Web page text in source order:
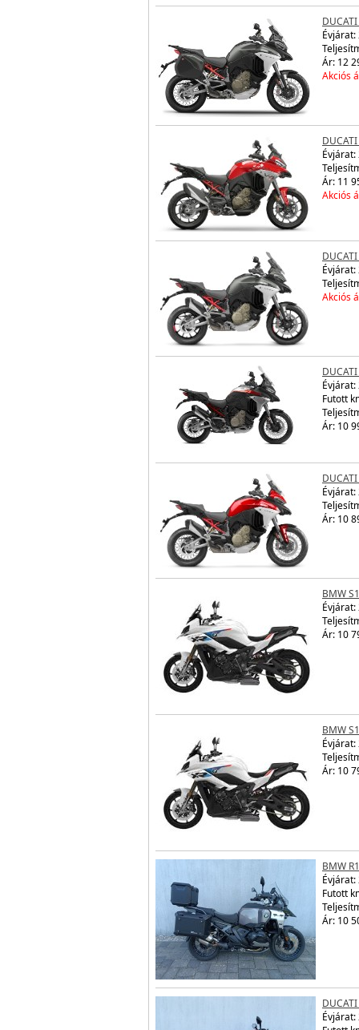
Évjárat:
Ár: 12
Akciós
Évjárat:
Ár: 11
Akciós
Évjárat:
Akciós
Évjárat:
Futott
Ár: 10
Évjárat:
Ár: 10
BMW
Évjárat:
Ár: 10
BMW
Évjárat:
Ár: 10
BMW
Évjárat:
Futott
Ár: 10
Évjárat: